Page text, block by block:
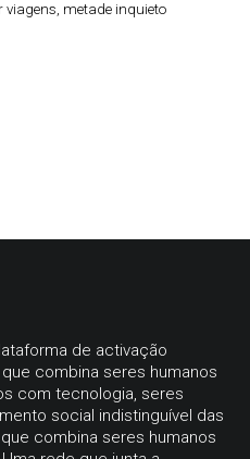
viagens, metade inquieto
de activação
combina seres humanos
com tecnologia, seres
social indistinguível das
combina seres humanos